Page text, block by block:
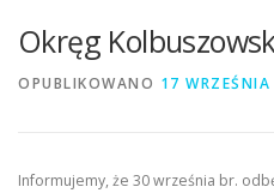
Okręg
OPUBLIKOWANO 17
Informujemy, że 30 września br.